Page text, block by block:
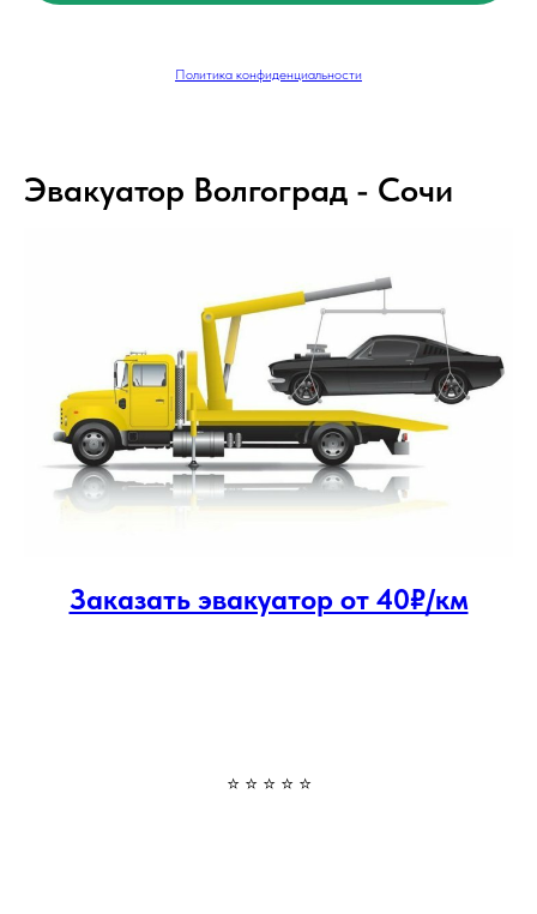
Политика конфиденциальности
Эвакуатор Волгоград - Сочи
Заказать эвакуатор от 40₽/км
⭐ ⭐ ⭐ ⭐ ⭐